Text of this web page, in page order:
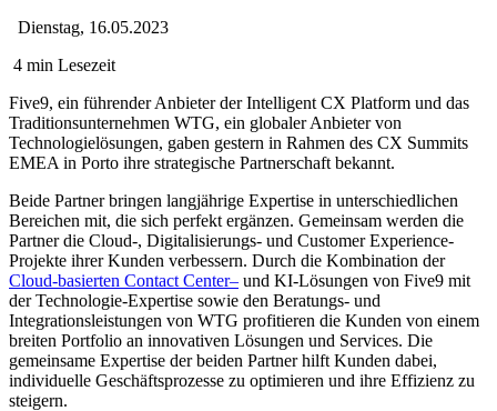
Dienstag, 16.05.2023
4 min Lesezeit
Five9, ein führender Anbieter der Intelligent CX Platform und das
Traditionsunternehmen WTG, ein globaler Anbieter von
Technologielösungen, gaben gestern in Rahmen des CX Summits
EMEA in Porto ihre strategische Partnerschaft bekannt.
Beide Partner bringen langjährige Expertise in unterschiedlichen
Bereichen mit, die sich perfekt ergänzen. Gemeinsam werden die
Partner die Cloud-, Digitalisierungs- und Customer Experience-
Projekte ihrer Kunden verbessern. Durch die Kombination der
Cloud-basierten Contact Center– und KI-Lösungen von Five9 mit
der Technologie-Expertise sowie den Beratungs- und
Integrationsleistungen von WTG profitieren die Kunden von einem
breiten Portfolio an innovativen Lösungen und Services. Die
gemeinsame Expertise der beiden Partner hilft Kunden dabei,
individuelle Geschäftsprozesse zu optimieren und ihre Effizienz zu
steigern.